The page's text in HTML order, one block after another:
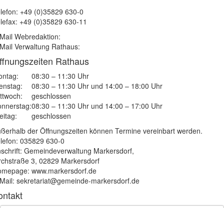
+49 (0)35829 630-0
+49 (0)35829 630-11
Webredaktion:
Verwaltung Rathaus:
Rathaus
08:30 – 11:30 Uhr
08:30 – 11:30 Uhr und 14:00 – 18:00 Uhr
geschlossen
08:30 – 11:30 Uhr und 14:00 – 17:00 Uhr
geschlossen
der Öffnungszeiten können Termine vereinbart werden.
035829 630-0
Gemeindeverwaltung Markersdorf,
3, 02829 Markersdorf
www.markersdorf.de
sekretariat@gemeinde-markersdorf.de